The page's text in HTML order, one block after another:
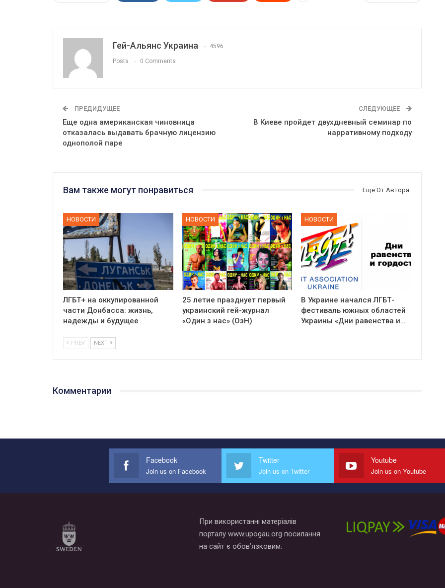
Гей-Альянс Украина 4596
Posts 0 Comments
ПРЕДИДУЩЕЕ
Еще одна американская чиновница
отказалась выдавать брачную лицензию
однополой паре
СЛЕДУЮЩЕЕ
В Киеве пройдет двухдневный семинар по
нарративному подходу
Вам также могут понравиться Еще От Автора
НОВОСТИ
ЛГБТ+ на оккупированной
части Донбасса: жизнь,
надежды и будущее
НОВОСТИ
25 летие празднует первый
украинский гей-журнал
«Один з нас» (ОзН)
НОВОСТИ
В Украине начался ЛГБТ-
фестиваль южных областей
Украины «Дни равенства и…
PREV NEXT
Комментарии
Facebook
Join us on Facebook
Twitter
Join us on Twitter
Youtube
Join us on Youtube
При використанні матеріалів
порталу www.upogau.org посилання
на сайт є обов’язковим.